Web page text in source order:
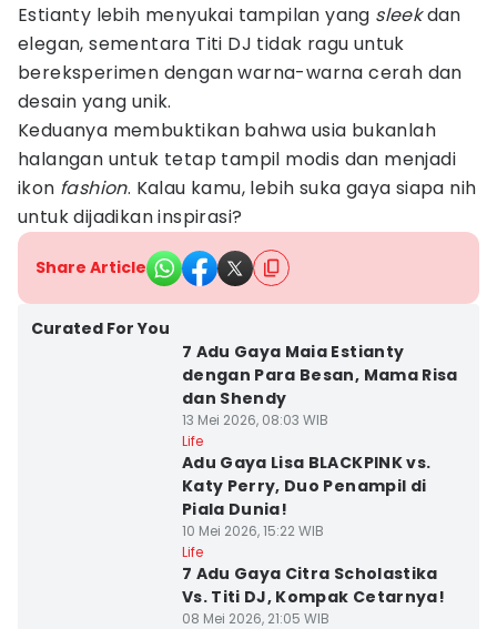
Estianty lebih menyukai tampilan yang sleekdan
elegan, sementara Titi DJ tidak ragu untuk
bereksperimen dengan warna-warna cerah dan
desain yang unik.
Keduanya membuktikan bahwa usia bukanlah
halangan untuk tetap tampil modis dan menjadi
ikon fashion. Kalau kamu, lebih suka gaya siapa nih
untuk dijadikan inspirasi?
Share Article
Curated For You
7 Adu Gaya Maia Estianty
dengan Para Besan, Mama Risa
dan Shendy
13 Mei 2026, 08:03 WIB
Life
Adu Gaya Lisa BLACKPINK vs.
Katy Perry, Duo Penampil di
Piala Dunia!
10 Mei 2026, 15:22 WIB
Life
7 Adu Gaya Citra Scholastika
Vs. Titi DJ, Kompak Cetarnya!
08 Mei 2026, 21:05 WIB